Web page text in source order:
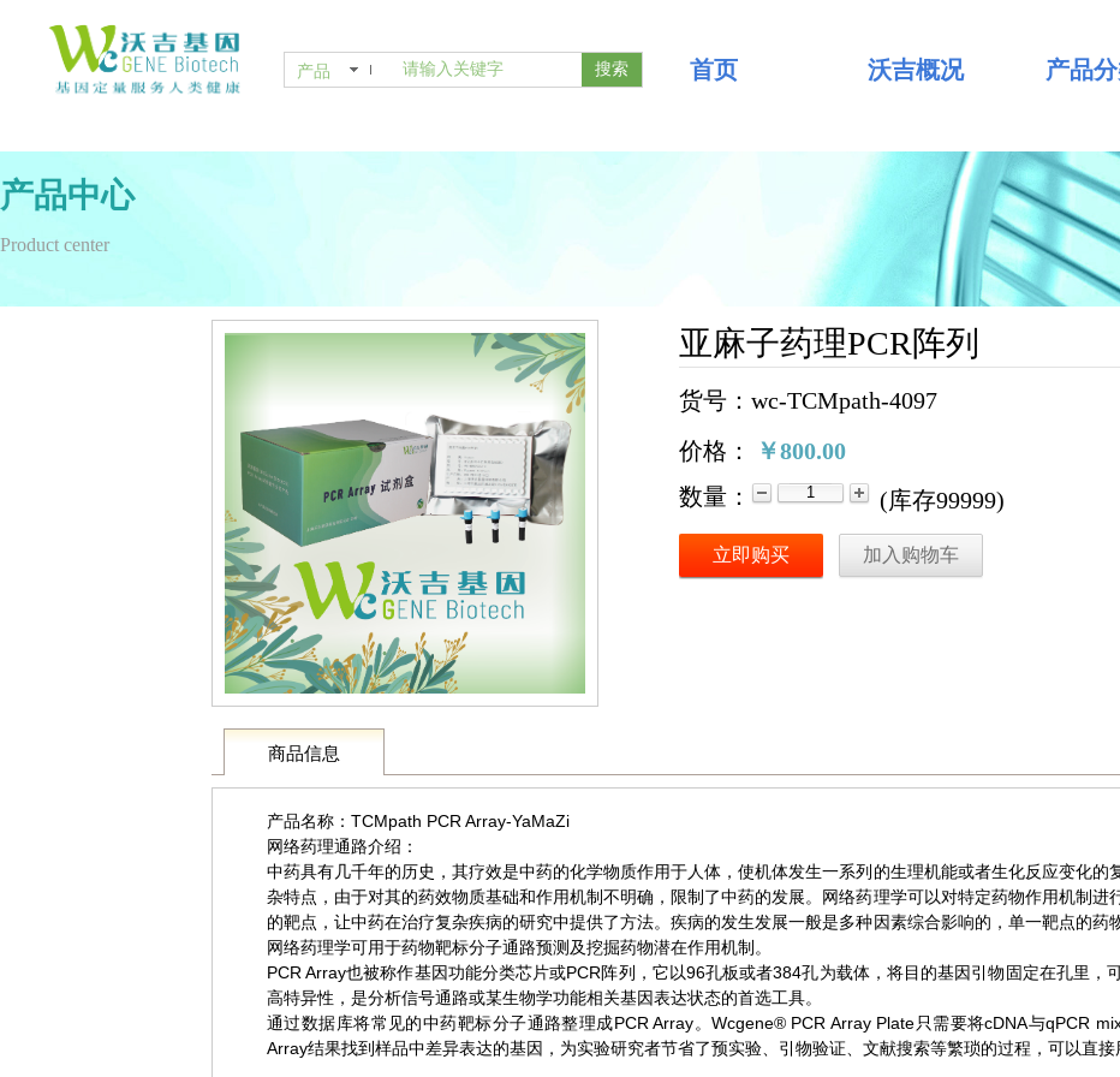
产品中心
Product center
亚麻子药理PCR阵列
货号：wc-TCMpath-4097
价格：
￥800.00
数量：
(库存99999)
立即购买 加入购物车
商品信息
产品名称：TCMpath PCR Array-YaMaZi
网络药理通路介绍：
中药具有几千年的历史，其疗效是中药的化学物质作用于人体，使机体发生一系列的生理机能或者生化反应变化的
杂特点，由于对其的药效物质基础和作用机制不明确，限制了中药的发展。网络药理学可以对特定药物作用机制进
的靶点，让中药在治疗复杂疾病的研究中提供了方法。疾病的发生发展一般是多种因素综合影响的，单一靶点的
网络药理学可用于药物靶标分子通路预测及挖掘药物潜在作用机制。
PCR Array也被称作基因功能分类芯片或PCR阵列，它以96孔板或者384孔为载体，将目的基因引物固定在孔里，
高特异性，是分析信号通路或某生物学功能相关基因表达状态的首选工具。
通过数据库将常见的中药靶标分子通路整理成PCR Array。Wcgene® PCR Array Plate只需要将cDNA与qPCR
Array结果找到样品中差异表达的基因，为实验研究者节省了预实验、引物验证、文献搜索等繁琐的过程，可以直接
产品 搜索 首页 沃吉概况 产品